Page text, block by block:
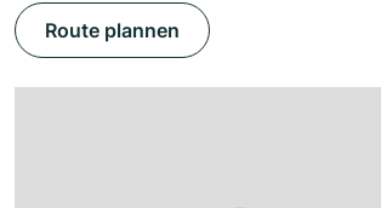
Route plannen